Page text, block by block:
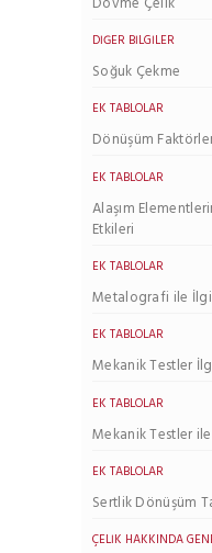
DIĞER BILGILER
Soğuk Çekme
EK TABLOLAR
Dönüşüm
EK TABLOLAR
Alaşım
Etkileri
EK TABLOLAR
Metalografi ile
EK TABLOLAR
Mekanik Testler
EK TABLOLAR
Mekanik Testler
EK TABLOLAR
Sertlik Dönüşüm
ÇELIK HAKKINDA